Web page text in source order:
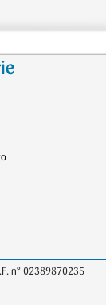
n° 02389870235